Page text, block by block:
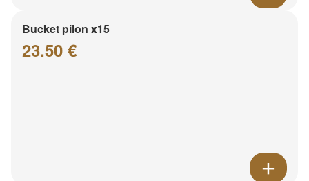
Bucket pilon x15
23.50 €